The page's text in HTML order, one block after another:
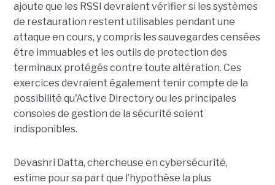
ajoute que les RSSI devraient vérifier si les systèmes
de restauration restent utilisables pendant une
attaque en cours, y compris les sauvegardes censées
être immuables et les outils de protection des
terminaux protégés contre toute altération. Ces
exercices devraient également tenir compte de la
possibilité qu'Active Directory ou les principales
consoles de gestion de la sécurité soient
indisponibles.
Devashri Datta, chercheuse en cybersécurité,
estime pour sa part que l’hypothèse la plus